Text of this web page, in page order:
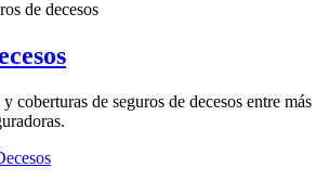
coberturas de seguros de decesos entre más